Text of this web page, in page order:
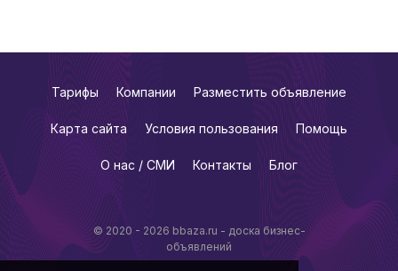
© 2020 - 2026 bbaza.ru - доска бизнес-
объявлений
Тарифы Компании Разместить объявление
Карта сайта Условия пользования Помощь
О нас / СМИ Контакты Блог